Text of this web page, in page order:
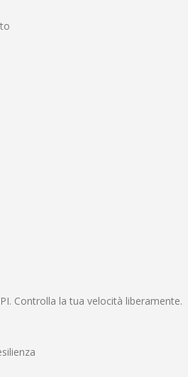
Controlla la tua velocità liberamente.